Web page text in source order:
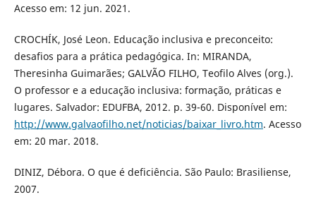
Acesso em: 12 jun. 2021.
CROCHÍK, José Leon. Educação inclusiva e preconceito:
desafios para a prática pedagógica. In: MIRANDA,
Theresinha Guimarães; GALVÃO FILHO, Teofilo Alves (org.).
O professor e a educação inclusiva: formação, práticas e
lugares. Salvador: EDUFBA, 2012. p. 39-60. Disponível em:
http://www.galvaofilho.net/noticias/baixar_livro.htm. Acesso
em: 20 mar. 2018.
DINIZ, Débora. O que é deficiência. São Paulo: Brasiliense,
2007.